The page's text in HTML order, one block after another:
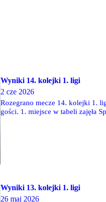
Wyniki 14. kolejki 1. ligi
2 cze 2026
Rozegrano mecze 14. kolejki 1.
gości. 1. miejsce w tabeli zajęła
Wyniki 13. kolejki 1. ligi
26 maj 2026